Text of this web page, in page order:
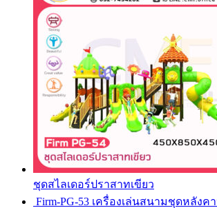
ชุดสไลเดอร์ปราสาทเขียว
Firm-PG-53 เครื่องเล่นสนามชุดหลังค